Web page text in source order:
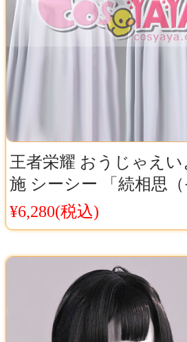
王者栄耀 おうじゃえい
施 シーシー 「続相思
うし）」コスプレウィ
Cosyaya通販 送料無料
¥6,280(税込)